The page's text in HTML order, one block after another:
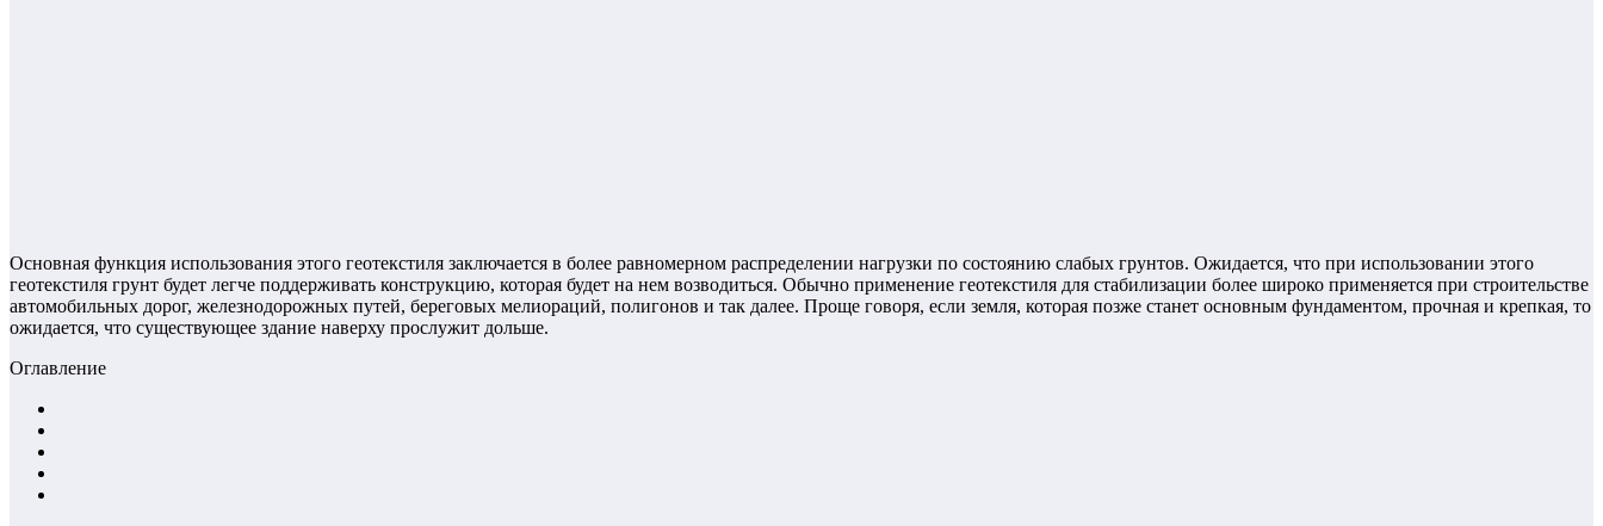
Основная функция использования этого геотекстиля заключается в более равномерном распределении нагрузки по состоянию слабых грунтов. Ожидается, что при использовании этого
геотекстиля грунт будет легче поддерживать конструкцию, которая будет на нем возводиться. Обычно применение геотекстиля для стабилизации более широко применяется при строительстве
автомобильных дорог, железнодорожных путей, береговых мелиораций, полигонов и так далее. Проще говоря, если земля, которая позже станет основным фундаментом, прочная и крепкая, то
ожидается, что существующее здание наверху прослужит дольше.
Оглавление